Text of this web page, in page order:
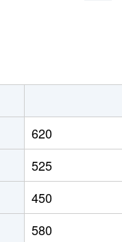
徒歩13分
徒歩1分
徒歩11分
徒歩13分
徒歩13分
620
525
450
580